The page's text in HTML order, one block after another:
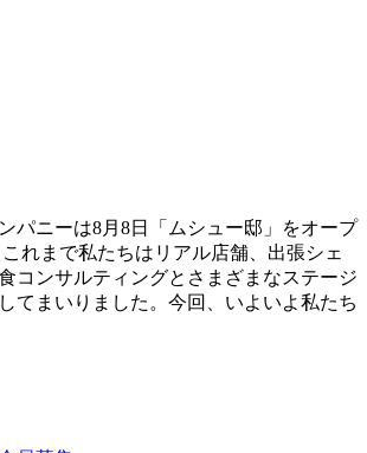
パニーは8月8日「ムシュー邸」をオープ
れまで私たちはリアル店舗、出張シェ
コンサルティングとさまざまなステージ
てまいりました。今回、いよいよ私たち